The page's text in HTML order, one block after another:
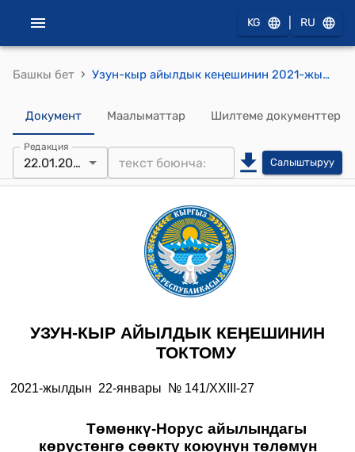
KG RU
Башкы бет › Узун-кыр айылдык кеңешинин 2021-жылдын 22-январы № 141/XXIII-27 "Төмөнкү-Норус айылындагы көрүстөнгө сөөктү коюунун төлөмүн бекитүү жөнүндө" токтому
Документ Маалыматтар Шилтеме документтер
Редакция
22.01.2021 Салыштыруу